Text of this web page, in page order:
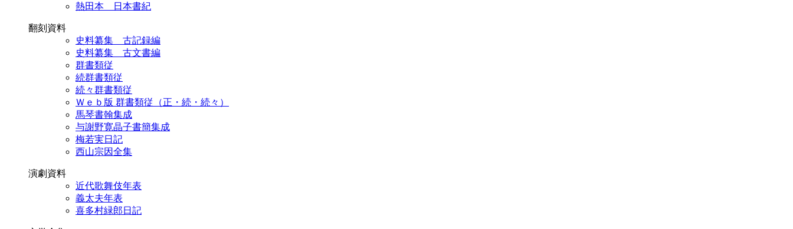
熱田本 日本書紀
翻刻資料
史料纂集 古記録編
史料纂集 古文書編
群書類従
続群書類従
続々群書類従
Ｗｅｂ版 群書類従（正・続・続々）
馬琴書翰集成
与謝野寛晶子書簡集成
梅若実日記
西山宗因全集
演劇資料
近代歌舞伎年表
義太夫年表
喜多村緑郎日記